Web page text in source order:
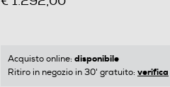
Acquisto online: disponibile
Ritiro in negozio in 30' gratuito: verifica